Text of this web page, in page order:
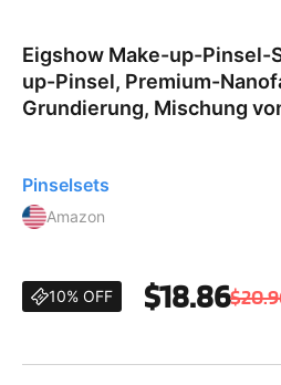
Eigshow Make-up-Pinsel-
up-Pinsel, Premium-
Grundierung, Mischung
Pinselsets
Amazon
10% OFF $18.86